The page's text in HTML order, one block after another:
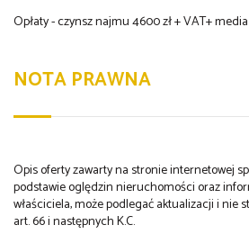
Opłaty - czynsz najmu 4600 zł + VAT+ media
NOTA PRAWNA
Opis oferty zawarty na stronie internetowej
podstawie oględzin nieruchomości oraz
właściciela, może podlegać aktualizacji i nie
art. 66 i następnych K.C.